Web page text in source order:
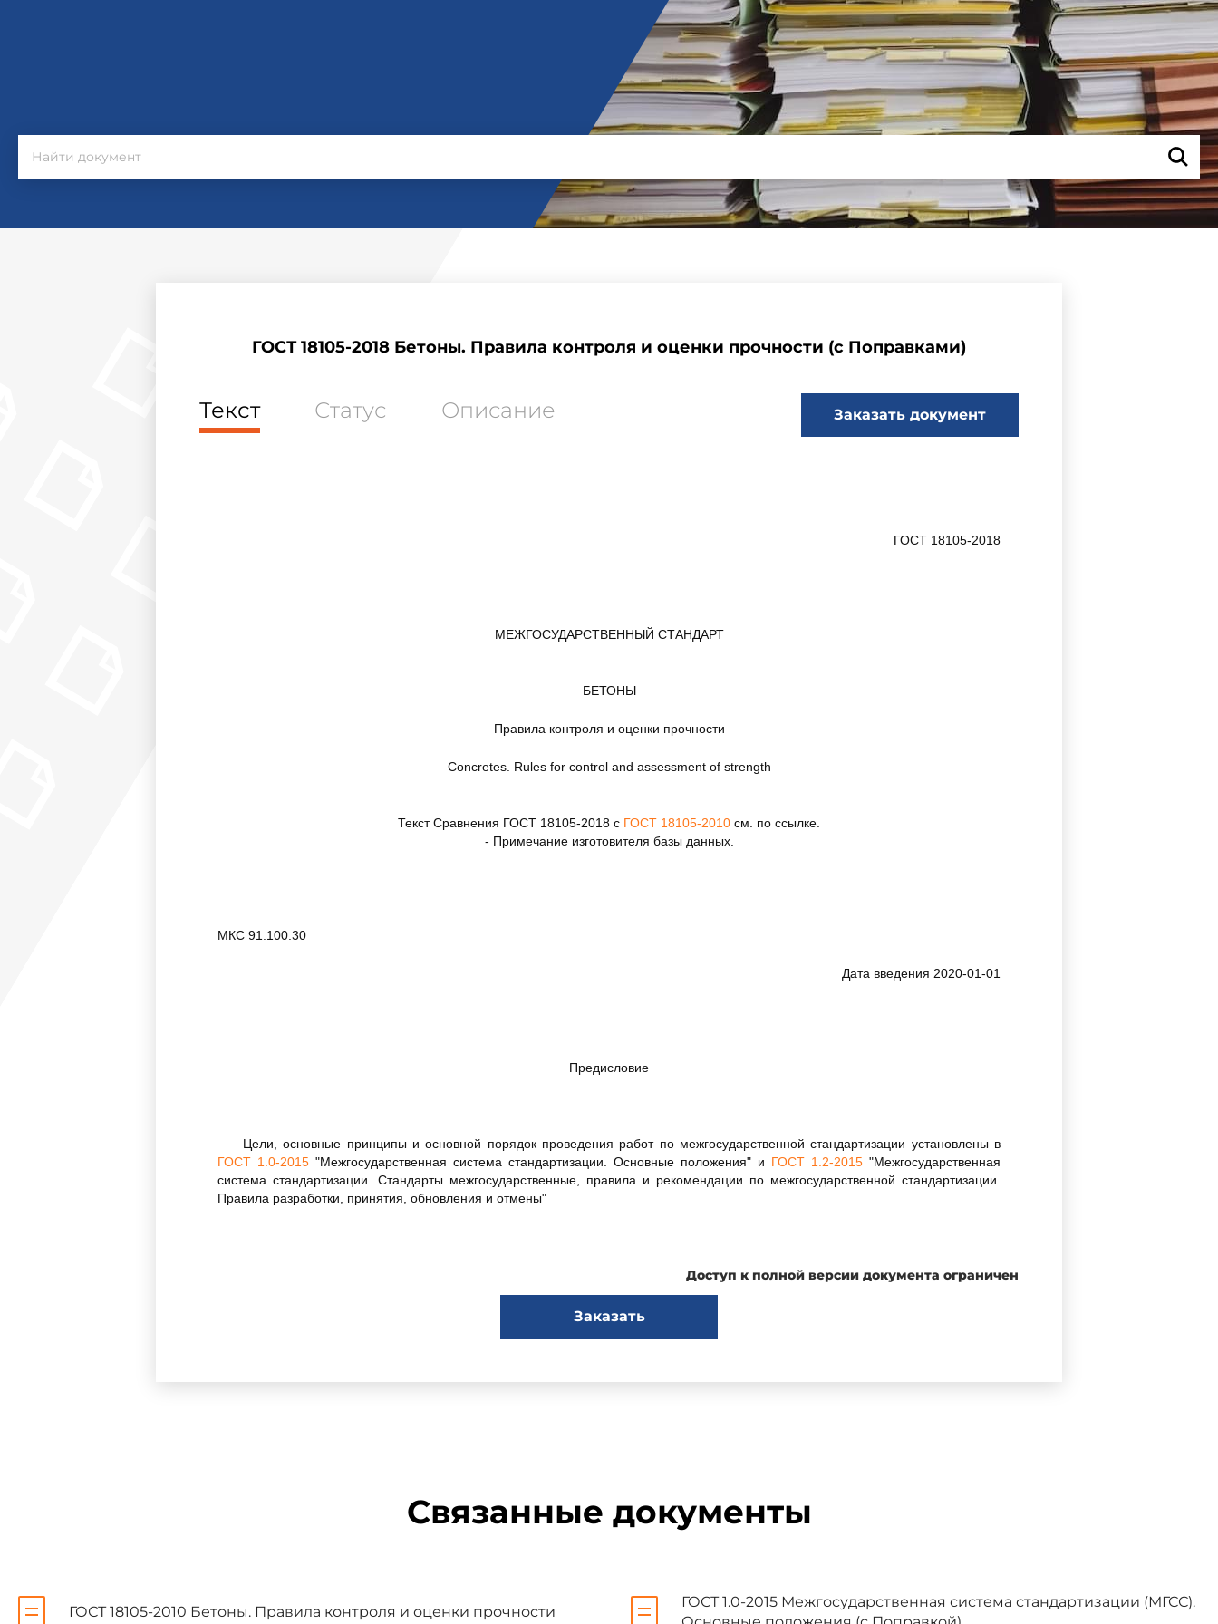
ГОСТ 18105-2018 Бетоны. Правила контроля и оценки прочности (с Поправками)
Текст Статус Описание Заказать документ
ГОСТ 18105-2018
МЕЖГОСУДАРСТВЕННЫЙ СТАНДАРТ
БЕТОНЫ
Правила контроля и оценки прочности
Concretes. Rules for control and assessment of strength
Текст Сравнения ГОСТ 18105-2018 с ГОСТ 18105-2010 см. по ссылке.
- Примечание изготовителя базы данных.
МКС 91.100.30
Дата введения 2020-01-01
Предисловие
Цели, основные принципы и основной порядок проведения работ по межгосударственной стандартизации установлены в
ГОСТ 1.0-2015 "Межгосударственная система стандартизации. Основные положения" и ГОСТ 1.2-2015 "Межгосударственная
система стандартизации. Стандарты межгосударственные, правила и рекомендации по межгосударственной стандартизации.
Правила разработки, принятия, обновления и отмены"
1 РАЗРАБОТАН Научно-исследовательским, проектно-конструкторским и технологическим институтом бетона и железобетона
2 ВНЕСЕН Техническим комитетом ТК 465 "Строительство"
За принятие проголосовали:
МК (ИСО 3166) 004-97
по стандартизации
Доступ к полной версии документа ограничен
Заказать
Связанные документы
ГОСТ 18105-2010 Бетоны. Правила контроля и оценки прочности
ГОСТ 1.0-2015 Межгосударственная система стандартизации (МГСС).